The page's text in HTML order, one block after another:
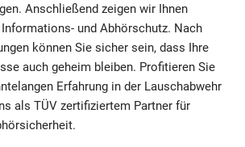
Anschließend zeigen wir Ihnen
und Abhörschutz. Nach
können Sie sicher sein, dass Ihre
auch geheim bleiben. Profitieren Sie
Erfahrung in der Lauschabwehr
als TÜV zertifiziertem Partner für